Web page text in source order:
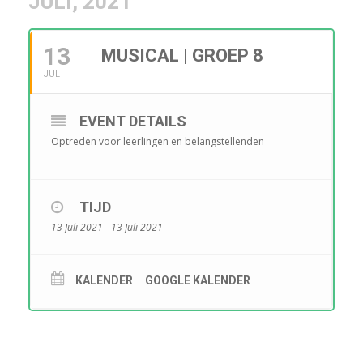
13
JUL
MUSICAL | GROEP 8
EVENT DETAILS
Optreden voor leerlingen en belangstellenden
TIJD
13 Juli 2021 - 13 Juli 2021
KALENDER GOOGLE KALENDER